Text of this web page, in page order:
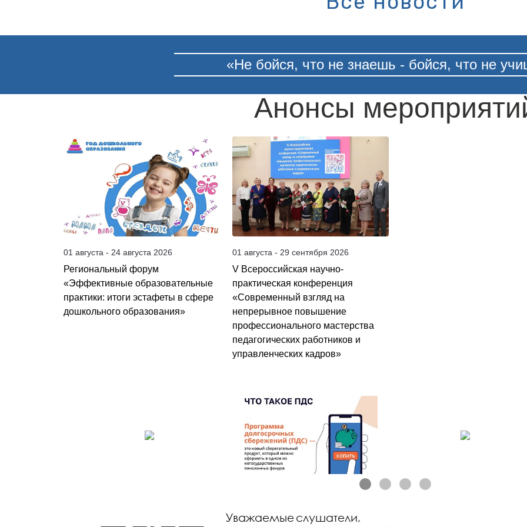
«Не бойся, что не знаешь - бойся, что не
Анонсы
01 августа - 24 августа 2026
Региональный форум
«Эффективные образовательные
практики: итоги эстафеты в сфере
дошкольного образования»
01 августа - 29 сентября 2026
V Всероссийская научно-
практическая конференция
«Современный взгляд на
непрерывное повышение
профессионального мастерства
педагогических работников и
управленческих кадров»